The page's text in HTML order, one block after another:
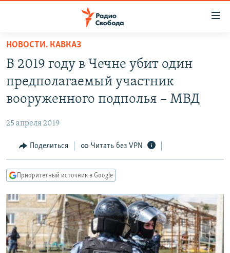
упрощенного
доступа
основному
Вернутся
Вернутся
поиску
АВТОРСКИЕ ПРОЕКТЫ
МНЕНИЯ
КУЛЬТУРА
КАВКАЗ.РЕАЛИИ
СЕВЕР.РЕАЛИИ
СИБИРЬ.РЕАЛИИ
РАСПИСАНИЕ ВЕЩАНИЯ
НОВОСТИ. КАВКАЗ
В 2019 году в Чечне убит один
предполагаемый участник
вооруженного подполья – МВД
25 апреля 2019
Поделиться Читать без VPN
Приоритетный источник в Google